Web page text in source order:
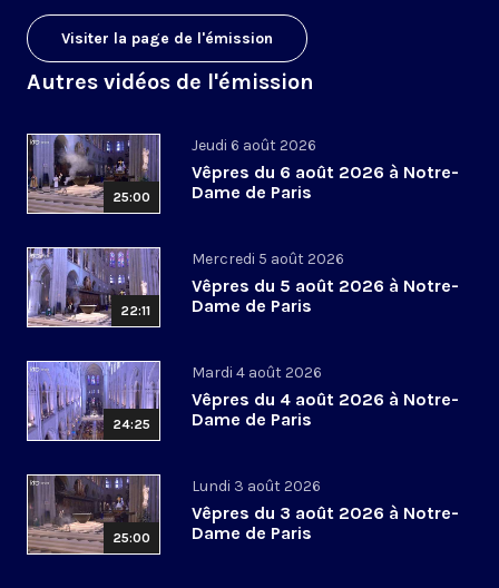
Visiter la page de l'émission
Autres vidéos de l'émission
25:00
Jeudi 6 août 2026
Vêpres du 6 août 2026 à Notre-
Dame de Paris
22:11
Mercredi 5 août 2026
Vêpres du 5 août 2026 à Notre-
Dame de Paris
24:25
Mardi 4 août 2026
Vêpres du 4 août 2026 à Notre-
Dame de Paris
25:00
Lundi 3 août 2026
Vêpres du 3 août 2026 à Notre-
Dame de Paris